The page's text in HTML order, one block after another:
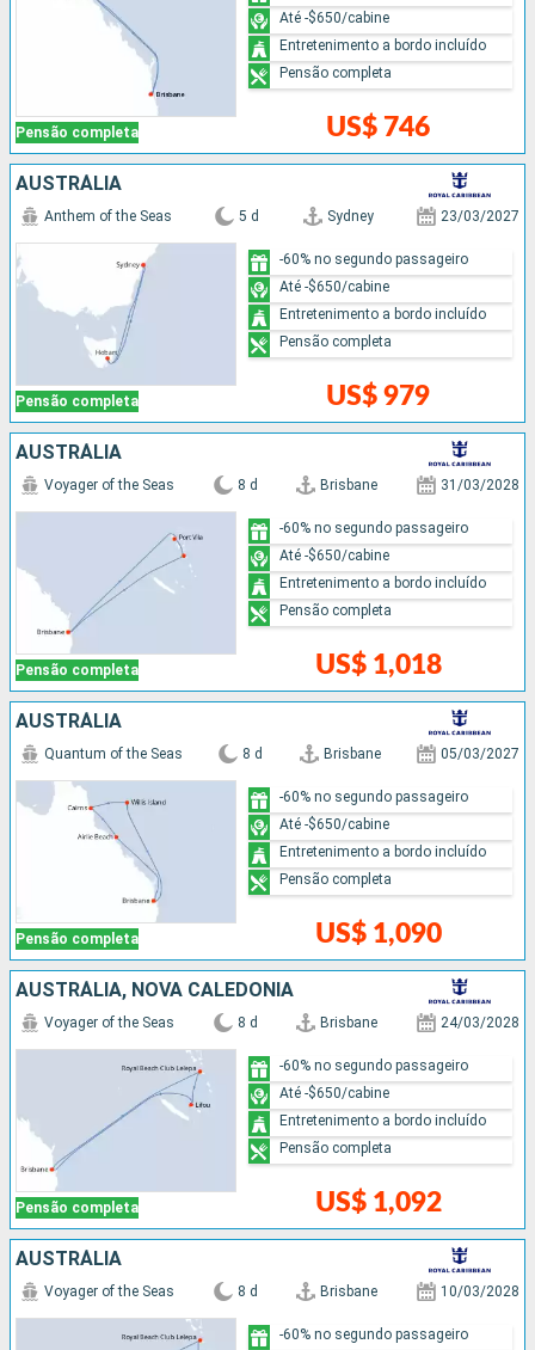
Pensão completa US$ 746
Até -$650/cabine
Entretenimento a bordo incluído
Pensão completa
AUSTRÁLIA
Pensão completa
Anthem of the Seas 5 d Sydney 23/03/2027
US$ 979
-60% no segundo passageiro
Até -$650/cabine
Entretenimento a bordo incluído
Pensão completa
AUSTRÁLIA
Pensão completa
Voyager of the Seas 8 d Brisbane 31/03/2028
US$ 1,018
-60% no segundo passageiro
Até -$650/cabine
Entretenimento a bordo incluído
Pensão completa
AUSTRÁLIA
Pensão completa
Quantum of the Seas 8 d Brisbane 05/03/2027
US$ 1,090
-60% no segundo passageiro
Até -$650/cabine
Entretenimento a bordo incluído
Pensão completa
AUSTRÁLIA, NOVA CALEDÔNIA
Pensão completa
Voyager of the Seas 8 d Brisbane 24/03/2028
US$ 1,092
-60% no segundo passageiro
Até -$650/cabine
Entretenimento a bordo incluído
Pensão completa
AUSTRÁLIA
Voyager of the Seas 8 d Brisbane 10/03/2028
-60% no segundo passageiro